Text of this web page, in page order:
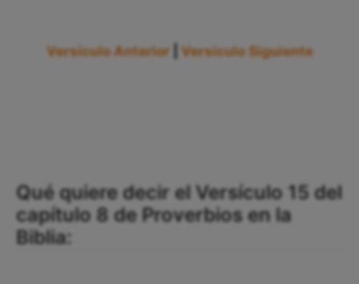
Versículo Anterior Versículo Siguiente
Qué quiere decir el Versículo 15 del
capítulo 8 de Proverbios en la
Biblia: